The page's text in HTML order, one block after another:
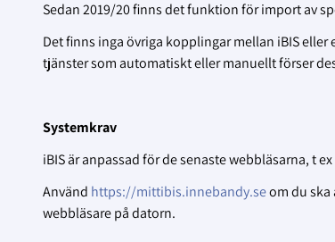
Sedan 2019/20 finns det funktion för import av
Det finns inga övriga kopplingar mellan iBIS
tjänster som automatiskt eller manuellt förser
Systemkrav
iBIS är anpassad för de senaste webbläsarna, t
Använd https://mittibis.innebandy.seom du ska
webbläsare på datorn.